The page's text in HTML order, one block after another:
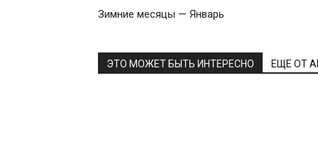
Зимние месяцы — Январь
ЭТО МОЖЕТ БЫТЬ ИНТЕРЕСНО ЕЩЕ ОТ